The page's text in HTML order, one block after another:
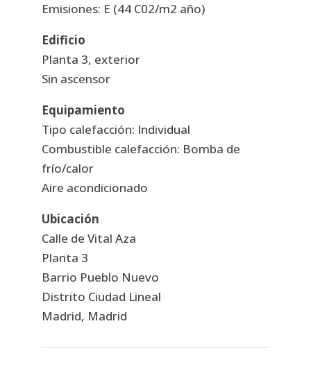
Emisiones: E (44 C02/m2 año)
Edificio
Planta 3, exterior
Sin ascensor
Equipamiento
Tipo calefacción: Individual
Combustible calefacción: Bomba de
frío/calor
Aire acondicionado
Ubicación
Calle de Vital Aza
Planta 3
Barrio Pueblo Nuevo
Distrito Ciudad Lineal
Madrid, Madrid